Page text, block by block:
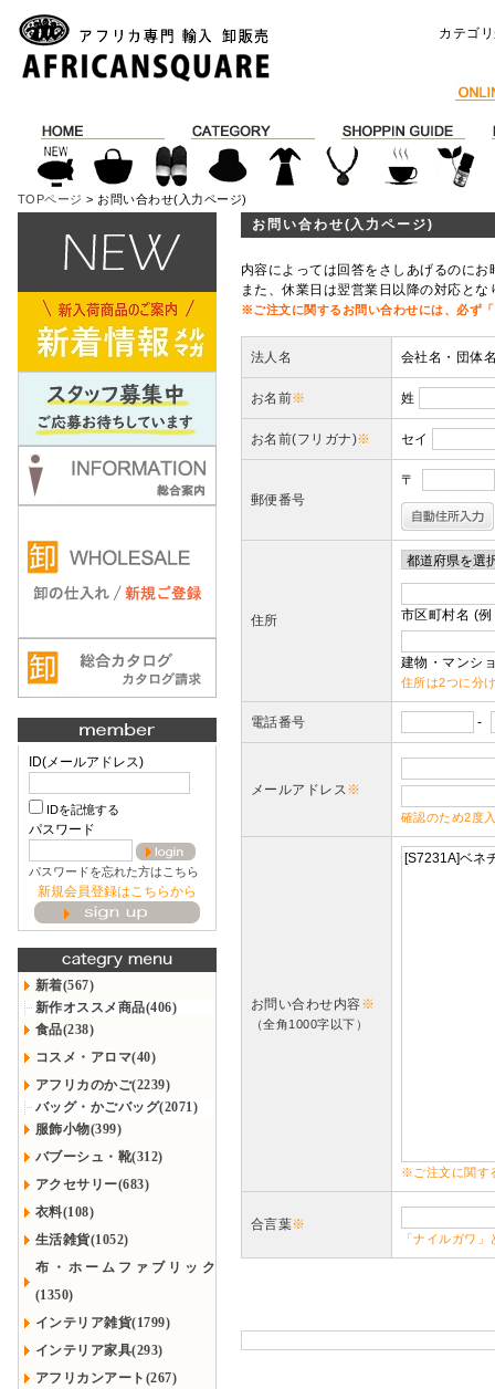
カテゴ
TOPページ > お問い合わせ(入力ページ)
ID(メールアドレス)
IDを記憶する
パスワード
パスワードを忘れた方はこちら
新規会員登録はこちらから
新着(567)
新作オススメ商品(406)
食品(238)
コスメ・アロマ(40)
アフリカのかご(2239)
バッグ・かごバッグ(2071)
服飾小物(399)
バブーシュ・靴(312)
アクセサリー(683)
衣料(108)
生活雑貨(1052)
布・ホームファブリック
(1350)
インテリア雑貨(1799)
インテリア家具(293)
アフリカンアート(267)
お問い合わせ(入力ページ)
内容によっては回答をさしあげるのに
また、休業日は翌営業日以降の対応と
※ご注文に関するお問い合わせには、必ず
法人名 会社名・団体
お名前※ 姓
お名前(フリガナ)※ セイ
郵便番号
〒
住所 市区町村名 (
建物・マンシ
住所は2つに分
電話番号 -
メールアドレス※
確認のため2度
お問い合わせ内容※
（全角1000字以下）
※ご注文に関す
合言葉※
「ナイルガワ